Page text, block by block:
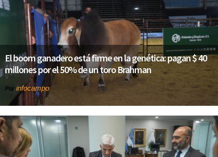
El boom ganadero está firme en la genética: pagan $ 40
millones por el 50% de un toro Brahman
Por infocampo